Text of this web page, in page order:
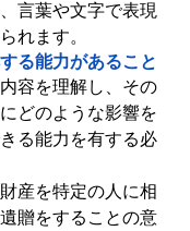
言葉や文字で表現
れます。
る能力があること
容を理解し、その
どのような影響を
る能力を有する必
産を特定の人に相
贈をすることの意